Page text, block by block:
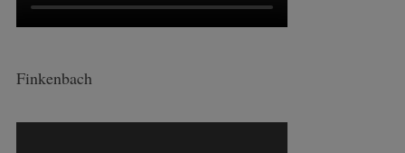
Finkenbach